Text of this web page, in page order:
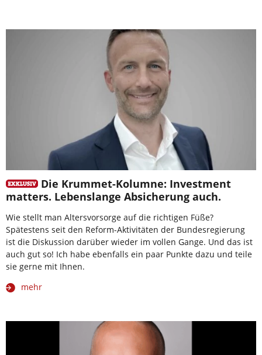
Die Krummet-Kolumne: Investment
matters. Lebenslange Absicherung auch.
Wie stellt man Altersvorsorge auf die richtigen Füße?
Spätestens seit den Reform-Aktivitäten der Bundesregierung
ist die Diskussion darüber wieder im vollen Gange. Und das ist
auch gut so! Ich habe ebenfalls ein paar Punkte dazu und teile
sie gerne mit Ihnen.
mehr